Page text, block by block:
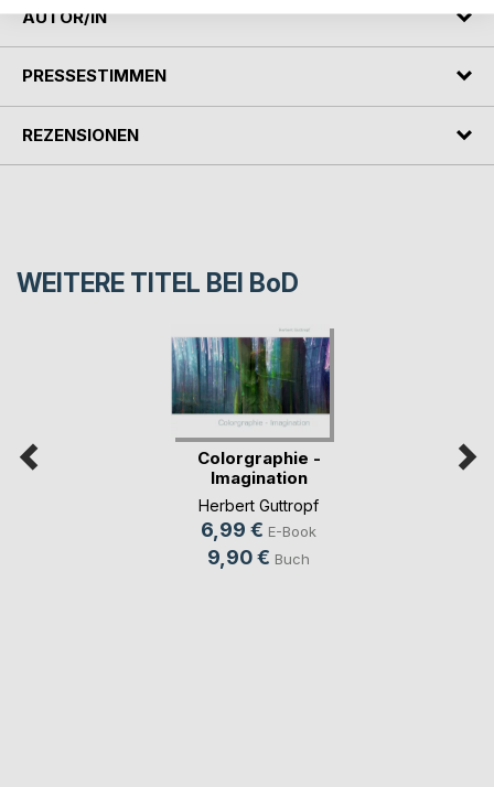
AUTOR/IN
PRESSESTIMMEN
REZENSIONEN
WEITERE TITEL BEI BoD
Colorgraphie -
Imagination
Herbert Guttropf
6,99 € E-Book
9,90 € Buch